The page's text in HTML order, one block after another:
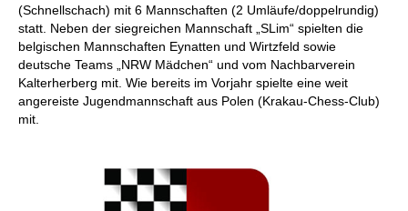
(Schnellschach) mit 6 Mannschaften (2 Umläufe/doppelrundig)
statt. Neben der siegreichen Mannschaft „SLim“ spielten die
belgischen Mannschaften Eynatten und Wirtzfeld sowie
deutsche Teams „NRW Mädchen“ und vom Nachbarverein
Kalterherberg mit. Wie bereits im Vorjahr spielte eine weit
angereiste Jugendmannschaft aus Polen (Krakau-Chess-Club)
mit.